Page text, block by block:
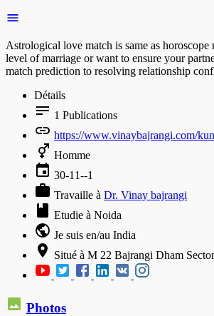
Astrological love match is same as
level of marriage or want to ensure your
match prediction to resolving relationship
Détails
1 Publications
https://www.vinaybajrangi.com/
Homme
30-11--1
Travaille à Dr. Vinay bajrangi
Etudie à Noida
Je suis en/au India
Situé à M 22 Bajrangi Dham
Photos